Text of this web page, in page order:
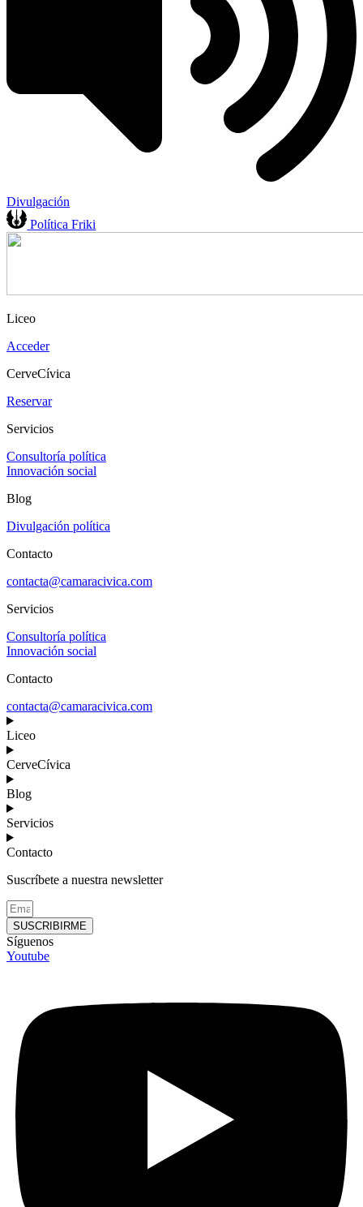
Divulgación
Política Friki
Liceo
Acceder
CerveCívica
Reservar
Servicios
Consultoría política
Innovación social
Blog
Divulgación política
Contacto
contacta@camaracivica.com
Servicios
Consultoría política
Innovación social
Contacto
contacta@camaracivica.com
Liceo
CerveCívica
Blog
Servicios
Contacto
Suscríbete a nuestra newsletter
SUSCRIBIRME
Síguenos
Youtube